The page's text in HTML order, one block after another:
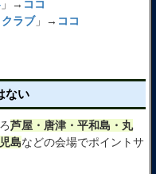
」→ ココ
ラブ」→ ココ
ない
芦屋・唐津・平和島・丸
島などの会場でポイントサ